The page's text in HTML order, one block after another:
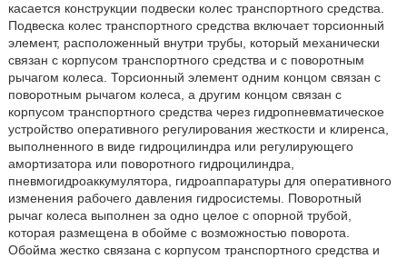
касается конструкции подвески колес транспортного средства.
Подвеска колес транспортного средства включает торсионный
элемент, расположенный внутри трубы, который механически
связан с корпусом транспортного средства и с поворотным
рычагом колеса. Торсионный элемент одним концом связан с
поворотным рычагом колеса, а другим концом связан с
корпусом транспортного средства через гидропневматическое
устройство оперативного регулирования жесткости и клиренса,
выполненного в виде гидроцилиндра или регулирующего
амортизатора или поворотного гидроцилиндра,
пневмогидроаккумулятора, гидроаппаратуры для оперативного
изменения рабочего давления гидросистемы. Поворотный
рычаг колеса выполнен за одно целое с опорной трубой,
которая размещена в обойме с возможностью поворота.
Обойма жестко связана с корпусом транспортного средства и